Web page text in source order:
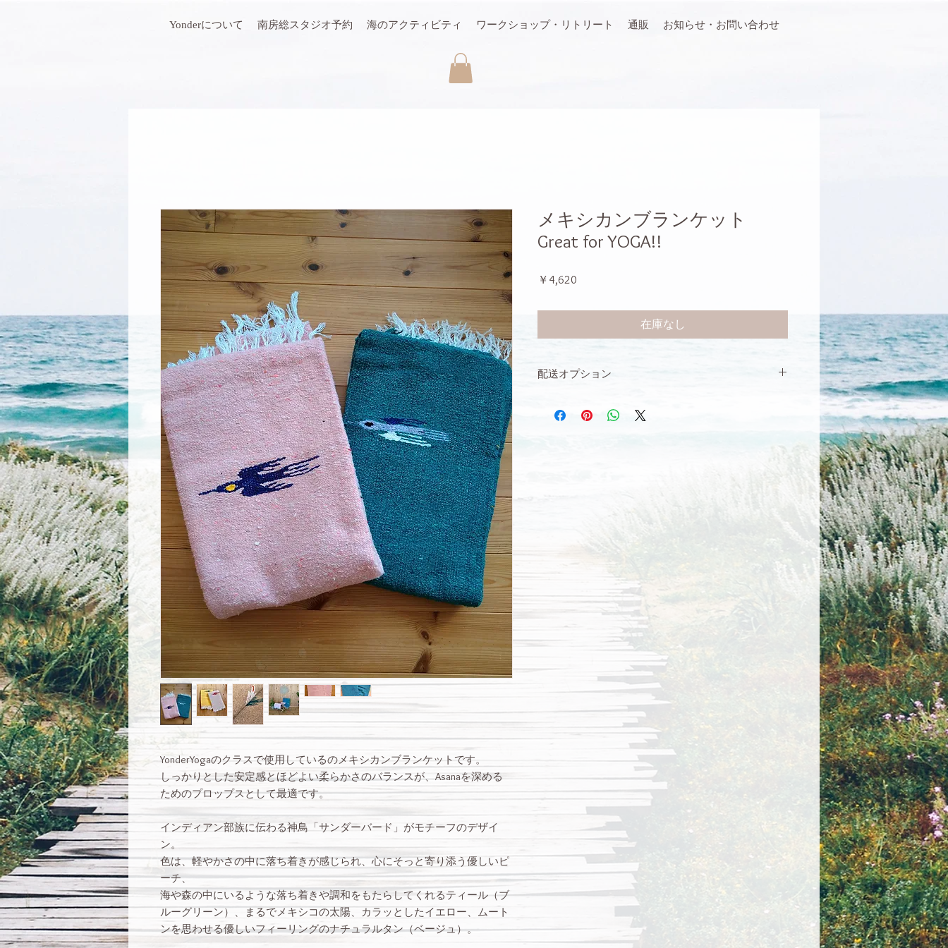
Yonderについて 南房総スタジオ予約 海のアクティビティ ワークショップ・リトリート 通販 お知らせ・お問い合わせ
YonderYogaのクラスで使用しているのメキシカンブランケットです。
しっかりとした安定感とほどよい柔らかさのバランスが、Asanaを深める
ためのプロップスとして最適です。
インディアン部族に伝わる神鳥「サンダーバード」がモチーフのデザイ
ン。
色は、軽やかさの中に落ち着きが感じられ、心にそっと寄り添う優しいピ
ーチ、
海や森の中にいるような落ち着きや調和をもたらしてくれるティール（ブ
ルーグリーン）、まるでメキシコの太陽、カラッとしたイエロー、ムート
ンを思わせる優しいフィーリングのナチュラルタン（ベージュ）。
メキシカンブランケット
Great for YOGA!!
￥4,620
在庫なし
配送オプション
配送オプションで「ブランケットの配送・￥1,000」を選